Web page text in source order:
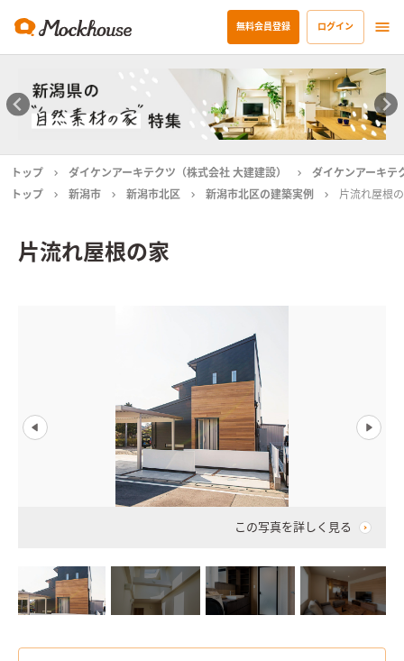
無料会員登録 ログイン
トップ ダイケンアーキテクツ（株式会社 大建建設）
ダイケンアーキテ
トップ
新潟市 新潟市北区 新潟市北区の建築実例 片流れ屋根
片流れ屋根の家
この写真を詳しく見る